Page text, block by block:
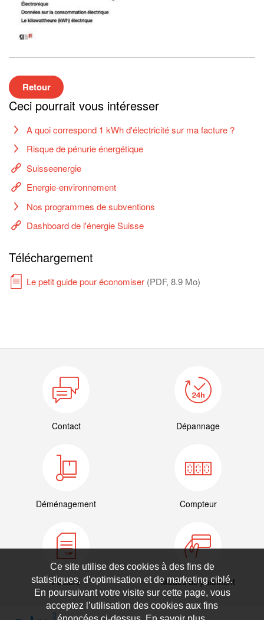
Retour
Ceci pourrait vous intéresser
A quoi correspond 1 kWh d'électricité sur ma facture ?
Risque de pénurie énergétique
Suisseenergie
Energie-environnement
Nos programmes de subventions
Dashboard de l'énergie Suisse
Téléchargement
Le petit guide pour économiser (PDF, 8.9 Mo)
Contact Dépannage
Déménagement Compteur
Facture Modes de paiement
Ce site utilise des cookies à des fins de
statistiques, d’optimisation et de marketing ciblé.
En poursuivant votre visite sur cette page, vous
acceptez l’utilisation des cookies aux fins